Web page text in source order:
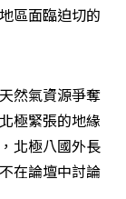
區面臨迫切的
然氣資源爭奪
極緊張的地緣
北極八國外長
在論壇中討論